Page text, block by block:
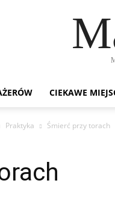
CIEKAWE
Praktyka Śmierć przy torach